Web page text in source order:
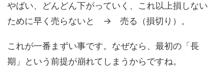
やばい、どんどん下がっていく、これ以上損しない
ために早く売らないと → 売る（損切り）。
これが一番まずい事です。なぜなら、最初の「長
期」という前提が崩れてしまうからですね。